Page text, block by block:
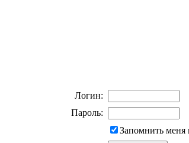
Логин:
Пароль:
Запомнить меня